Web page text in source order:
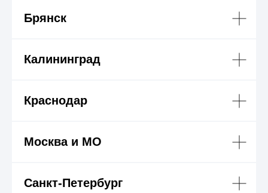
Брянск
Калининград
Краснодар
Москва и МО
Санкт-Петербург